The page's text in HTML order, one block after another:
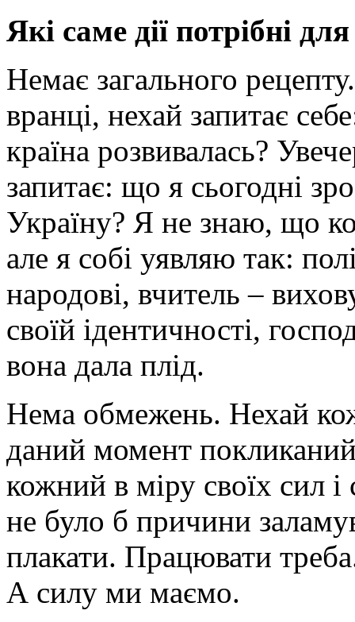
Які саме дії потрібні
Немає загального
вранці, нехай запитає
країна розвивалась?
запитає: що я сьогодні
Україну? Я не знаю, що
але я собі уявляю так:
народові, вчитель –
своїй ідентичності,
вона дала плід.
Нема обмежень. Нехай
даний момент
кожний в міру своїх сил
не було б причини
плакати. Працювати
А силу ми маємо.